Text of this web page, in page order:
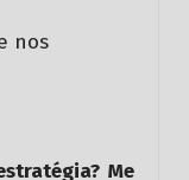
nos
Me